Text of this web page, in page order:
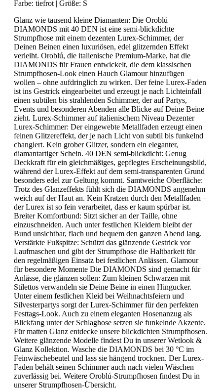
Farbe: tiefrot | Größe: S
Glanz wie tausend kleine Diamanten: Die Oroblú
DIAMONDS mit 40 DEN ist eine semi-blickdichte
Strumpfhose mit einem dezenten Lurex-Schimmer, der
Deinen Beinen einen luxuriösen, edel glitzernden Effekt
verleiht. Oroblú, die italienische Premium-Marke, hat die
DIAMONDS für Frauen entwickelt, die dem klassischen
Strumpfhosen-Look einen Hauch Glamour hinzufügen
wollen – ohne aufdringlich zu wirken. Der feine Lurex-Faden
ist ins Gestrick eingearbeitet und erzeugt je nach Lichteinfall
einen subtilen bis strahlenden Schimmer, der auf Partys,
Events und besonderen Abenden alle Blicke auf Deine Beine
zieht. Lurex-Schimmer auf italienischem Niveau Dezenter
Lurex-Schimmer: Der eingewebte Metallfaden erzeugt einen
feinen Glitzereffekt, der je nach Licht von subtil bis funkelnd
changiert. Kein grober Glitzer, sondern ein eleganter,
diamantartiger Schein. 40 DEN semi-blickdicht: Genug
Deckkraft für ein gleichmäßiges, gepflegtes Erscheinungsbild,
während der Lurex-Effekt auf dem semi-transparenten Grund
besonders edel zur Geltung kommt. Samtweiche Oberfläche:
Trotz des Glanzeffekts fühlt sich die DIAMONDS angenehm
weich auf der Haut an. Kein Kratzen durch den Metallfaden –
der Lurex ist so fein verarbeitet, dass er kaum spürbar ist.
Breiter Komfortbund: Sitzt sicher an der Taille, ohne
einzuschneiden. Auch unter festlichen Kleidern bleibt der
Bund unsichtbar, flach und bequem den ganzen Abend lang.
Verstärkte Fußspitze: Schützt das glänzende Gestrick vor
Laufmaschen und gibt der Strumpfhose die Haltbarkeit für
den regelmäßigen Einsatz bei festlichen Anlässen. Glamour
für besondere Momente Die DIAMONDS sind gemacht für
Anlässe, die glänzen sollen: Zum kleinen Schwarzen mit
Stilettos verwandeln sie Deine Beine in einen Hingucker.
Unter einem festlichen Kleid bei Weihnachtsfeiern und
Silvesterpartys sorgt der Lurex-Schimmer für den perfekten
Festtags-Look. Auch zu einem eleganten Hosenanzug als
Blickfang unter der Schlaghose setzen sie funkelnde Akzente.
Für matten Glanz entdecke unsere blickdichten Strumpfhosen.
Weitere glänzende Modelle findest Du in unserer Wetlook &
Glanz Kollektion. Wasche die DIAMONDS bei 30 °C im
Feinwäschebeutel und lass sie hängend trocknen. Der Lurex-
Faden behält seinen Schimmer auch nach vielen Wäschen
zuverlässig bei. Weitere Oroblú-Strumpfhosen findest Du in
unserer Strumpfhosen-Übersicht.